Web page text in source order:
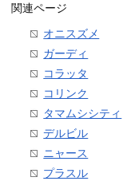
関連ページ
オニスズメ
ガーディ
コラッタ
コリンク
タマムシシティ
デルビル
ニャース
プラスル